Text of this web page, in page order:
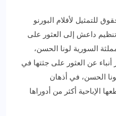
للتمثيل لأفلام البورنو
داعش إلى العثور على
السورية لونا الحسن،
عن العثور على جثتها في
الحسن، في أذهان
الإباحية أكثر من أدوراها